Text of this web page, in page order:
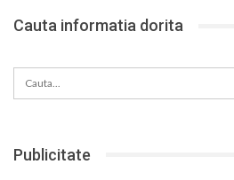
Cauta informatia dorita
Publicitate